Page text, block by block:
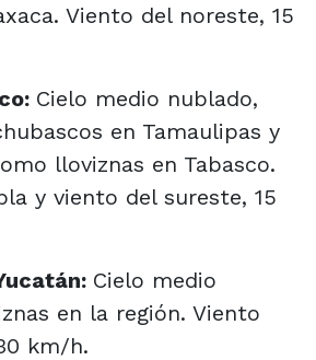
Viento del noreste, 15
Cielo medio nublado,
en Tamaulipas y
lloviznas en Tabasco.
y viento del sureste, 15
Cielo medio
en la región. Viento
km/h.